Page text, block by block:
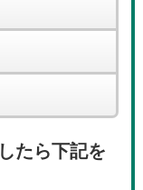
たら下記を